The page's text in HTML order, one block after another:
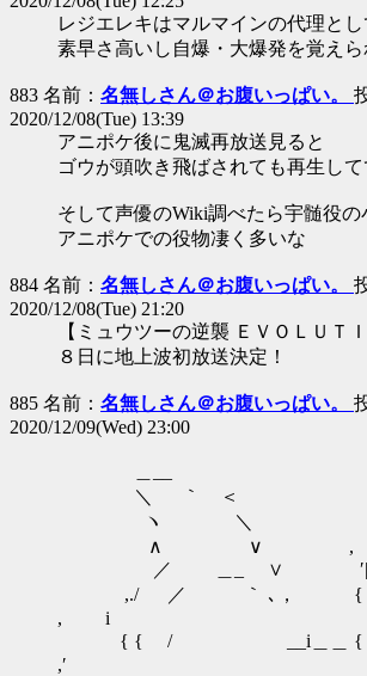
レジエレキはマルマインの代理とし
素早さ高いし自爆・大爆発を覚えら
883 名前： 名無しさん＠お腹いっぱい。
2020/12/08(Tue) 13:39
アニポケ後に鬼滅再放送見ると
ゴウが頭吹き飛ばされても再生して
そして声優のWiki調べたら宇髄役の
アニポケでの役物凄く多いな
884 名前： 名無しさん＠お腹いっぱい。
2020/12/08(Tue) 21:20
【ミュウツーの逆襲 ＥＶＯＬＵＴ
８日に地上波初放送決定！
885 名前： 名無しさん＠お腹いっぱい。
2020/12/09(Wed) 23:00
＼ ｀ ＜
ヽ ＼
∧ ∨ ,
／ ＿_ ∨ ′|
,./ ／ ｀ ､， {
, i
{ { / __i＿＿ { |
,′